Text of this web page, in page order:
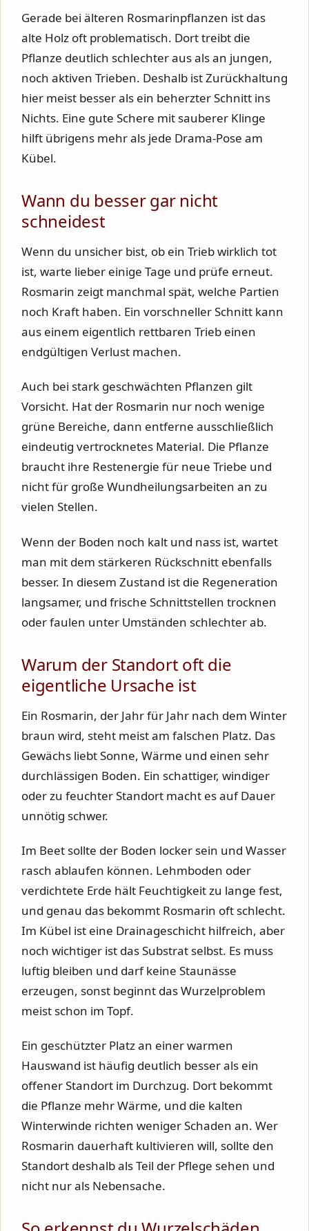
Gerade bei älteren Rosmarinpflanzen ist das
alte Holz oft problematisch. Dort treibt die
Pflanze deutlich schlechter aus als an jungen,
noch aktiven Trieben. Deshalb ist Zurückhaltung
hier meist besser als ein beherzter Schnitt ins
Nichts. Eine gute Schere mit sauberer Klinge
hilft übrigens mehr als jede Drama-Pose am
Kübel.
Wann du besser gar nicht
schneidest
Wenn du unsicher bist, ob ein Trieb wirklich tot
ist, warte lieber einige Tage und prüfe erneut.
Rosmarin zeigt manchmal spät, welche Partien
noch Kraft haben. Ein vorschneller Schnitt kann
aus einem eigentlich rettbaren Trieb einen
endgültigen Verlust machen.
Auch bei stark geschwächten Pflanzen gilt
Vorsicht. Hat der Rosmarin nur noch wenige
grüne Bereiche, dann entferne ausschließlich
eindeutig vertrocknetes Material. Die Pflanze
braucht ihre Restenergie für neue Triebe und
nicht für große Wundheilungsarbeiten an zu
vielen Stellen.
Wenn der Boden noch kalt und nass ist, wartet
man mit dem stärkeren Rückschnitt ebenfalls
besser. In diesem Zustand ist die Regeneration
langsamer, und frische Schnittstellen trocknen
oder faulen unter Umständen schlechter ab.
Warum der Standort oft die
eigentliche Ursache ist
Ein Rosmarin, der Jahr für Jahr nach dem Winter
braun wird, steht meist am falschen Platz. Das
Gewächs liebt Sonne, Wärme und einen sehr
durchlässigen Boden. Ein schattiger, windiger
oder zu feuchter Standort macht es auf Dauer
unnötig schwer.
Im Beet sollte der Boden locker sein und Wasser
rasch ablaufen können. Lehmboden oder
verdichtete Erde hält Feuchtigkeit zu lange fest,
und genau das bekommt Rosmarin oft schlecht.
Im Kübel ist eine Drainageschicht hilfreich, aber
noch wichtiger ist das Substrat selbst. Es muss
luftig bleiben und darf keine Staunässe
erzeugen, sonst beginnt das Wurzelproblem
meist schon im Topf.
Ein geschützter Platz an einer warmen
Hauswand ist häufig deutlich besser als ein
offener Standort im Durchzug. Dort bekommt
die Pflanze mehr Wärme, und die kalten
Winterwinde richten weniger Schaden an. Wer
Rosmarin dauerhaft kultivieren will, sollte den
Standort deshalb als Teil der Pflege sehen und
nicht nur als Nebensache.